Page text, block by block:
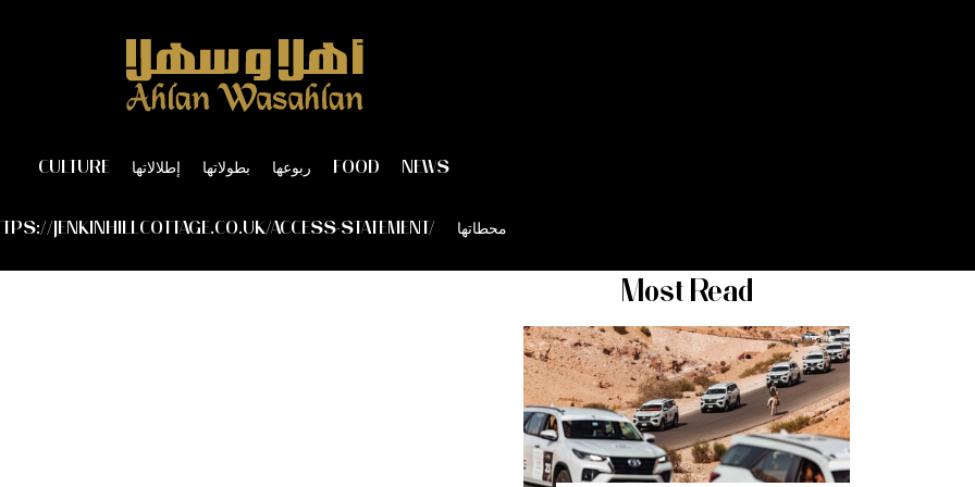
CULTURE إطلالاتها بطولاتها ربوعها FOOD NEWS
JENKINHILLCOTTAGE.CO.UK/ACCESS-STATEMENT/ محطاتها
Most Read